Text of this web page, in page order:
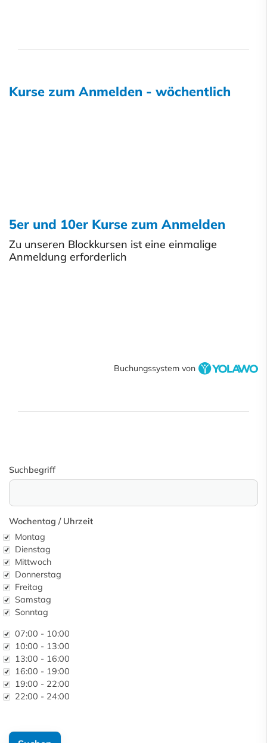
Kurse zum Anmelden - wöchentlich
5er und 10er Kurse zum Anmelden
Zu unseren Blockkursen ist eine einmalige
Anmeldung erforderlich
Buchungssystem von
Suchbegriff
Wochentag / Uhrzeit
Wochentag
Montag
Dienstag
Mittwoch
Donnerstag
Freitag
Samstag
Sonntag
Uhrzeit07:00 - 10:00
10:00 - 13:00
13:00 - 16:00
16:00 - 19:00
19:00 - 22:00
22:00 - 24:00